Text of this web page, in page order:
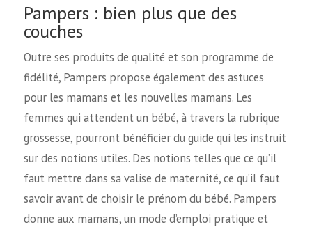
Pampers : bien plus que des
couches
Outre ses produits de qualité et son programme de
fidélité, Pampers propose également des astuces
pour les mamans et les nouvelles mamans. Les
femmes qui attendent un bébé, à travers la rubrique
grossesse, pourront bénéficier du guide qui les instruit
sur des notions utiles. Des notions telles que ce qu’il
faut mettre dans sa valise de maternité, ce qu’il faut
savoir avant de choisir le prénom du bébé. Pampers
donne aux mamans, un mode d’emploi pratique et